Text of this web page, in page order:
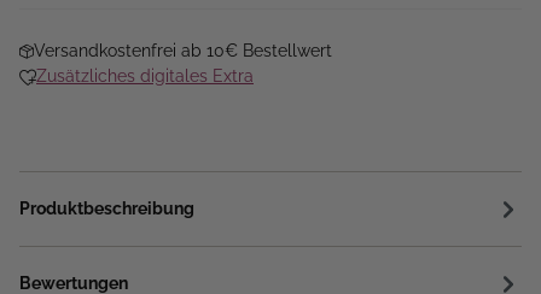
Versandkostenfrei ab 10€ Bestellwert
Zusätzliches digitales Extra
Produktbeschreibung
Bewertungen